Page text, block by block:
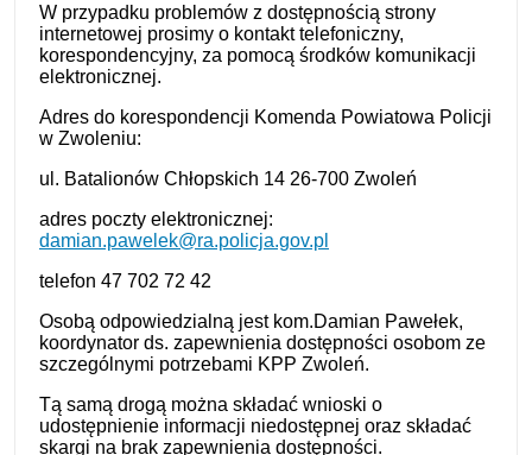
W przypadku problemów z dostępnością strony
internetowej prosimy o kontakt telefoniczny,
korespondencyjny, za pomocą środków komunikacji
elektronicznej.
Adres do korespondencji Komenda Powiatowa Policji
w Zwoleniu:
ul. Batalionów Chłopskich 14 26-700 Zwoleń
adres poczty elektronicznej:
damian.pawelek@ra.policja.gov.pl
telefon 47 702 72 42
Osobą odpowiedzialną jest kom.Damian Pawełek,
koordynator ds. zapewnienia dostępności osobom ze
szczególnymi potrzebami KPP Zwoleń.
Tą samą drogą można składać wnioski o
udostępnienie informacji niedostępnej oraz składać
skargi na brak zapewnienia dostępności.